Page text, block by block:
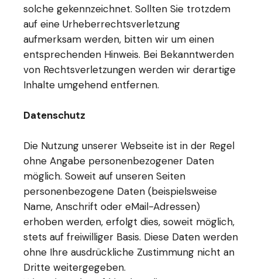
solche gekennzeichnet. Sollten Sie trotzdem
auf eine Urheberrechtsverletzung
aufmerksam werden, bitten wir um einen
entsprechenden Hinweis. Bei Bekanntwerden
von Rechtsverletzungen werden wir derartige
Inhalte umgehend entfernen.
Datenschutz
Die Nutzung unserer Webseite ist in der Regel
ohne Angabe personenbezogener Daten
möglich. Soweit auf unseren Seiten
personenbezogene Daten (beispielsweise
Name, Anschrift oder eMail-Adressen)
erhoben werden, erfolgt dies, soweit möglich,
stets auf freiwilliger Basis. Diese Daten werden
ohne Ihre ausdrückliche Zustimmung nicht an
Dritte weitergegeben.